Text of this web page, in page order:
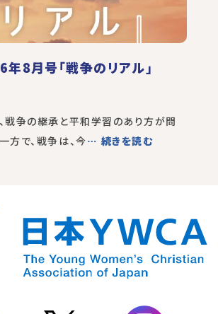
8月号「戦争のリアル」
戦争の継承と平和学習のあり方が問
方で、戦争は、今… 続きを読む